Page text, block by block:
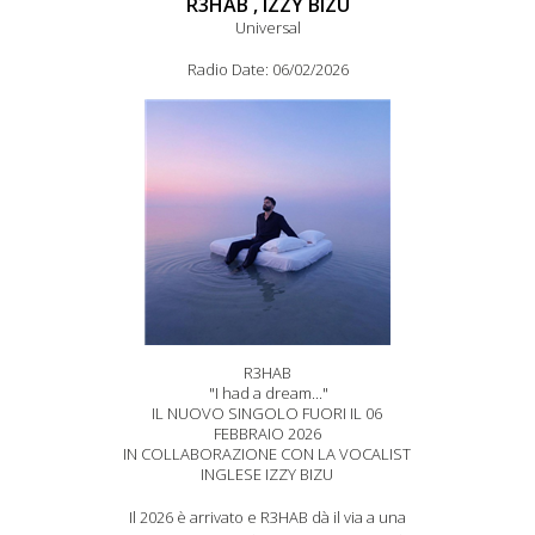
Universal
Radio Date: 06/02/2026
R3HAB
"I had a dream..."
IL NUOVO SINGOLO FUORI IL 06
FEBBRAIO 2026
IN COLLABORAZIONE CON LA VOCALIST
INGLESE IZZY BIZU
Il 2026 è arrivato e R3HAB dà il via a una